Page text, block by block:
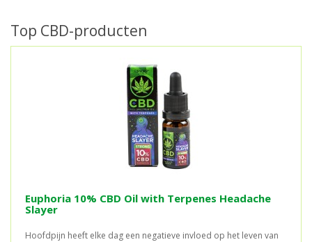
Top CBD-producten
Euphoria 10% CBD Oil with Terpenes Headache
Slayer
Hoofdpijn heeft elke dag een negatieve invloed op het leven van